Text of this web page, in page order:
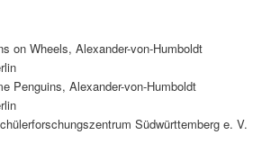
on Wheels, Alexander-von-Humboldt
Penguins, Alexander-von-Humboldt
Südwürttemberg e. V.